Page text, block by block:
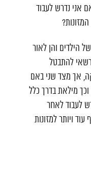
אני נדרש לעבוד
הילדים והן לאור
להתבטל
אך מצד שני באם
מילאת בדרך כלל
לעבוד לאחר
ויותר למזונות